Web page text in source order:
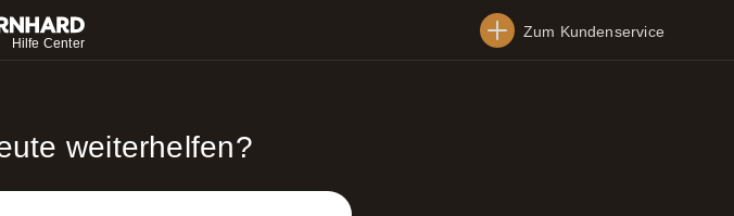
Hilfe Center
Zum Kundenservice
weiterhelfen?